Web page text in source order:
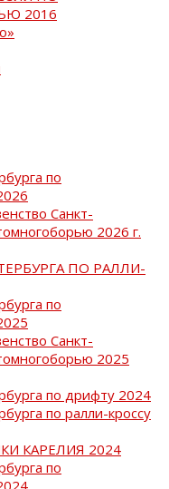
2016
по
Санкт-
2026 г.
ПО РАЛЛИ-
по
Санкт-
2025
по дрифту 2024
по ралли-кроссу
КАРЕЛИЯ 2024
по